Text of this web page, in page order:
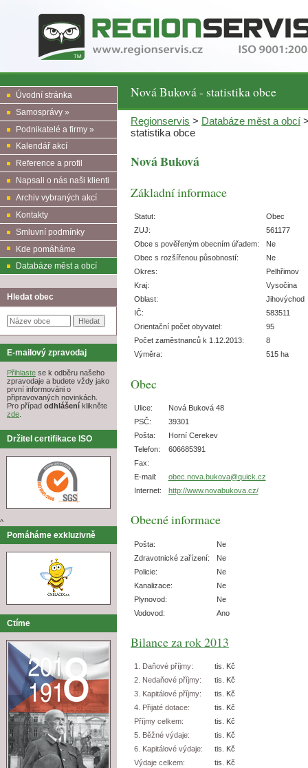
Nová Buková - statistika obce
Úvodní stránka
Samosprávy »
Podnikatelé a firmy »
Kalendář akcí
Reference a profil
Napsali o nás naši klienti
Archiv vybraných akcí
Kontakty
Smluvní podmínky
Kde pomáháme
Databáze měst a obcí
Hledat obec
E-mailový zpravodaj
Přihlaste se k odběru našeho
zpravodaje a budete vždy jako
první informováni o
připravovaných novinkách.
Pro případ odhlášení klikněte
zde.
Držitel certifikace ISO
^
Pomáháme exkluzivně
Ctíme
Regionservis > Databáze měst a obcí
statistika obce
Nová Buková
Základní informace
Statut:
Obec
ZUJ:
561177
Obce s pověřeným obecním úřadem:
Ne
Obec s rozšířenou působností:
Ne
Okres:
Pelhřimov
Kraj:
Vysočina
Oblast:
Jihovýchod
IČ:
583511
Orientační počet obyvatel:
95
Počet zaměstnanců k 1.12.2013:
8
Výměra:
515 ha
Obec
Ulice:
Nová Buková 48
PSČ:
39301
Pošta:
Horní Cerekev
Telefon:
606685391
Fax:
E-mail:
obec.nova.bukova@quick.cz
Internet:
http://www.novabukova.cz/
Obecné informace
Pošta:
Ne
Zdravotnické zařízení:
Ne
Policie:
Ne
Kanalizace:
Ne
Plynovod:
Ne
Vodovod:
Ano
Bilance za rok 2013
1. Daňové příjmy:
tis. Kč
2. Nedaňové příjmy:
tis. Kč
3. Kapitálové příjmy:
tis. Kč
4. Přijaté dotace:
tis. Kč
Příjmy celkem:
tis. Kč
5. Běžné výdaje:
tis. Kč
6. Kapitálové výdaje:
tis. Kč
Výdaje celkem:
tis. Kč